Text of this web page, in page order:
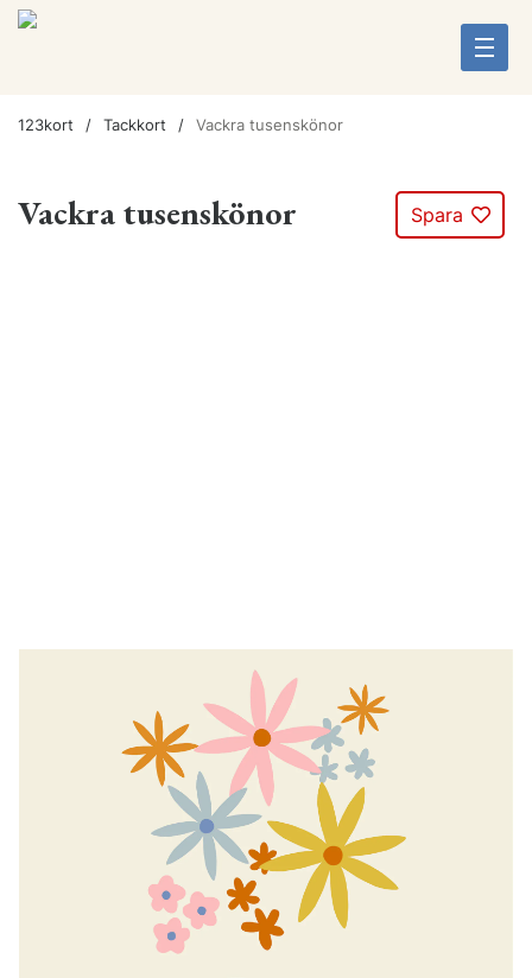
123kort Tackkort Vackra tusenskönor
Vackra tusenskönor Spara